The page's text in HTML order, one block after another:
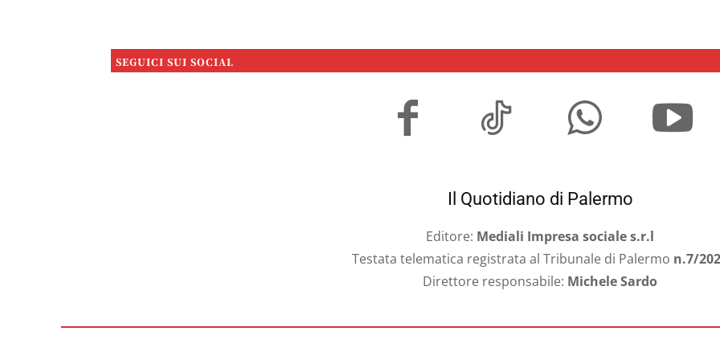
SEGUICI SUI SOCIAL
Il Quotidiano di Palermo
Editore: Mediali Impresa sociale s.r.l
Testata telematica registrata al Tribunale di Palermo n.7/
Direttore responsabile: Michele Sardo